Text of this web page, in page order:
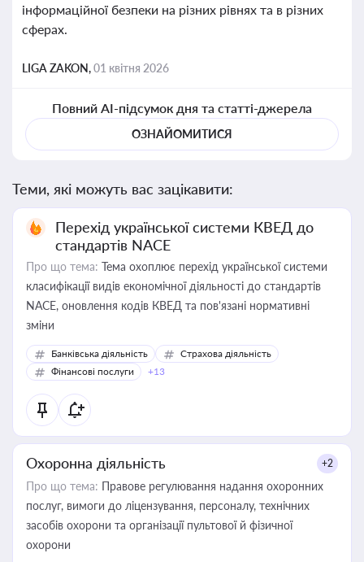
інформаційної безпеки на різних рівнях та в різних
сферах.
LIGA ZAKON,01 квітня 2026
Повний AI-підсумок дня та статті-джерела
ОЗНАЙОМИТИСЯ
Теми, які можуть вас зацікавити:
Перехід української системи КВЕД до
стандартів NACE
Про що тема: Тема охоплює перехід української системи
класифікації видів економічної діяльності до стандартів
NACE, оновлення кодів КВЕД та пов'язані нормативні
зміни
Банківська діяльність
Страхова діяльність
Фінансові послуги
+13
Охоронна діяльність +2
Про що тема: Правове регулювання надання охоронних
послуг, вимоги до ліцензування, персоналу, технічних
засобів охорони та організації пультової й фізичної
охорони